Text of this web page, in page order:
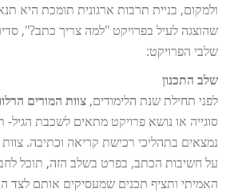
ולמקום, בניית תרבות ארגונית תומכת היא
שהוצגה לעיל בפרויקט "למה צריך כתב?",
שלבי הפרויקט:
שלב התכנון
לפני תחילת שנת הלימודים, צוות המורים
סוגייה או נושא פרויקט מתאים לשכבת
נמצאים בתהליכי רכישת קריאה וכתיבה.
על חשיבות הכתב, בפרט בשלב הזה, תוכל
האמיתי ותציף תכנים שמעסיקים אותם לצד